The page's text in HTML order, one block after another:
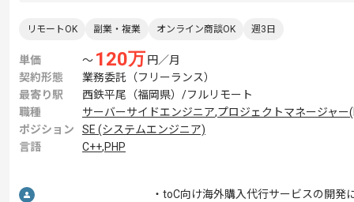
リモートOK 副業・複業 オンライン商談OK 週3日
単価 〜 120万 円／月
契約形態
業務委託（フリーランス）
最寄り駅
西鉄平尾（福岡県）/フルリモート
職種
サーバーサイドエンジニア,プロジェクトマネージャー
ポジション
SE (システムエンジニア)
言語
C++,PHP
・toC向け海外購入代行サービスの開発